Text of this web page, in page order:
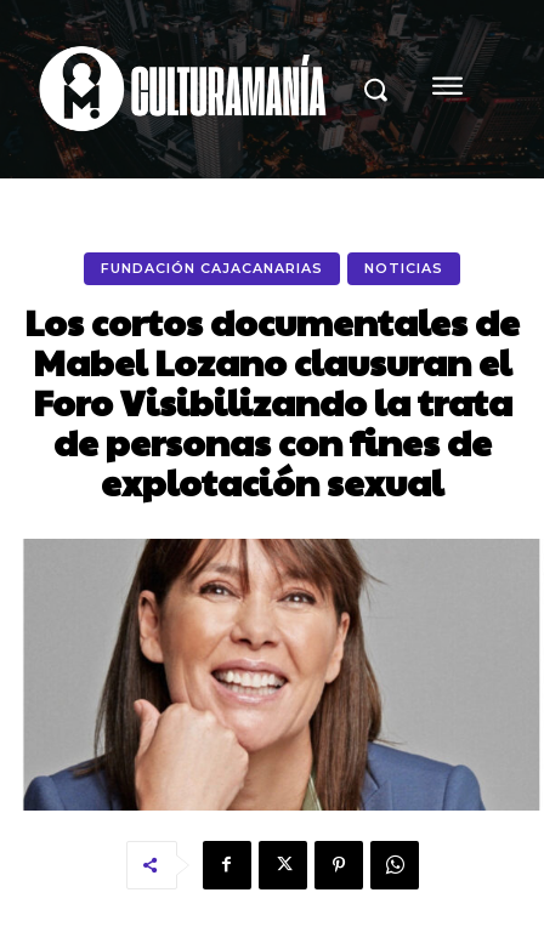
FUNDACIÓN CAJACANARIAS NOTICIAS
Los cortos documentales de
Mabel Lozano clausuran el
Foro Visibilizando la trata
de personas con fines de
explotación sexual